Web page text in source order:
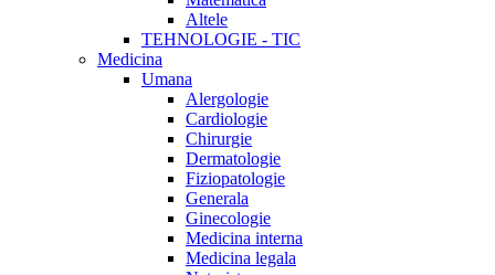
Altele
TEHNOLOGIE - TIC
Medicina
Umana
Alergologie
Cardiologie
Chirurgie
Dermatologie
Fiziopatologie
Generala
Ginecologie
Medicina interna
Medicina legala